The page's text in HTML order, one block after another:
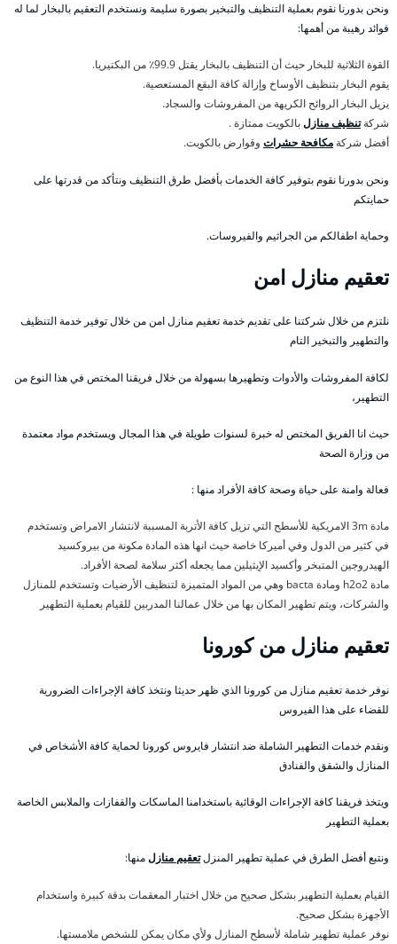
ونحن بدورنا نقوم بعملية التنظيف والتبخير بصورة سليمة ونستخدم التعقيم بالبخار لما له
فوائد رهيبة من أهمها:
القوة الثلاثية للبخار حيث أن التنظيف بالبخار يقتل 99.9٪ من البكتيريا.
يقوم البخار بتنظيف الأوساخ وإزالة كافة البقع المستعصية.
يزيل البخار الروائح الكريهة من المفروشات والسجاد.
شركةتنظيف منازلبالكويت ممتازة .
أفضل شركة مكافحة حشرات وقوارض بالكويت.
ونحن بدورنا نقوم بتوفير كافة الخدمات بأفضل طرق التنظيف ونتأكد من قدرتها على
حمايتكم
وحماية اطفالكم من الجراثيم والفيروسات.
تعقيم منازل امن
نلتزم من خلال شركتنا على تقديم خدمة تعقيم منازل امن من خلال توفير خدمة التنظيف
والتطهير والتبخير التام
لكافة المفروشات والأدوات وتطهيرها بسهولة من خلال فريقنا المختص في هذا النوع من
التطهير،
حيث انا الفريق المختص له خبرة لسنوات طويلة في هذا المجال ويستخدم مواد معتمدة
من وزارة الصحة
فعالة وامنة على حياة وصحة كافة الأفراد منها :
مادة 3m الامريكية للأسطح التي تزيل كافة الأتربة المسببة لانتشار الامراض وتستخدم
في كثير من الدول وفي أميركا خاصة حيث انها هذه المادة مكونة من بيروكسيد
الهيدروجين المتبخر وأكسيد الإيثيلين مما يجعله أكثر سلامة لصحة الأفراد.
مادة h2o2 ومادة bacta وهي من المواد المتميزة لتنظيف الأرضيات وتستخدم للمنازل
والشركات، ويتم تطهير المكان بها من خلال عمالنا المدربين للقيام بعملية التطهير
تعقيم منازل من كورونا
نوفر خدمة تعقيم منازل من كورونا الذي ظهر حديثا ونتخذ كافة الإجراءات الضرورية
للقضاء على هذا الفيروس
ونقدم خدمات التطهير الشاملة ضد انتشار فايروس كورونا لحماية كافة الأشخاص في
المنازل والشقق والفنادق
ويتخذ فريقنا كافة الإجراءات الوقائية باستخدامنا الماسكات والقفازات والملابس الخاصة
بعملية التطهير
ونتبع أفضل الطرق في عملية تطهير المنزلتعقيم منازلمنها:
القيام بعملية التطهير بشكل صحيح من خلال اختبار المعقمات بدقة كبيرة واستخدام
الأجهزة بشكل صحيح.
نوفر عملية تطهير شاملة لأسطح المنازل ولأي مكان يمكن للشخص ملامستها.